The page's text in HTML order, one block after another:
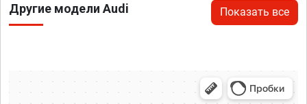
Другие модели Audi Показать все